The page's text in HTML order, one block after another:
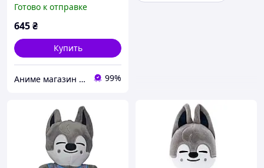
Stray Kids Pilot
Готово к отправке
645₴
Купить
Аниме магазин Yorokobi 99%